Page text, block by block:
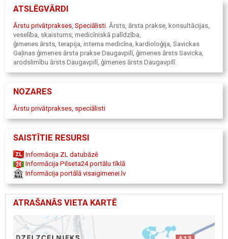
ATSLĒGVĀRDI
Ārstu privātprakses Speciālisti Ārsts, ārsta prakse, konsultācijas,
veselība, skaistums, medicīniskā palīdzība,
ģimenes ārsts, terapija, interna medicīna, kardioloģija, Savickas
Gaļinas ģimenes ārsta prakse Daugavpilī, ģimenes ārsts Savicka,
arodslimību ārsts Daugavpilī, ģimenes ārsts Daugavpilī.
NOZARES
Ārstu privātprakses, speciālisti
SAISTĪTIE RESURSI
Informācija ZL datubāzē
Informācija Pilseta24 portālu tīklā
Informācija portālā visaigimenei.lv
ATRAŠANĀS VIETA KARTĒ